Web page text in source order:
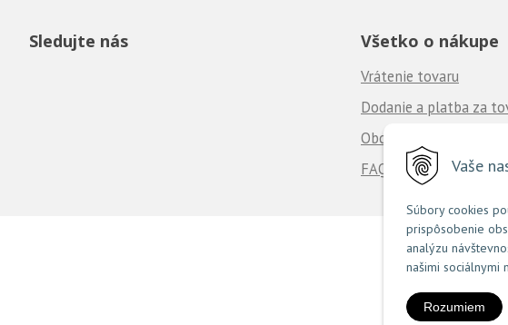
Vaše
Súbory cookies
prispôsobenie
analýzu
našimi sociálnymi
Rozumiem
Sledujte nás Všetko o nákupe
Vrátenie tovaru
Dodanie a platba za
Obchodné podmienky
FAQ - často kladené
© 2026